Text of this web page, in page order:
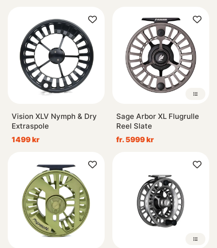
Vision XLV Nymph & Dry
Extraspole
1499 kr
Sage Arbor XL Flugrulle
Reel Slate
fr. 5999 kr